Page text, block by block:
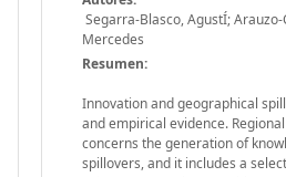
Segarra-Blasco, AgustÍ;
Mercedes
Resumen:
Innovation and geographical
and empirical evidence.
concerns the generation of
spillovers, and it includes a